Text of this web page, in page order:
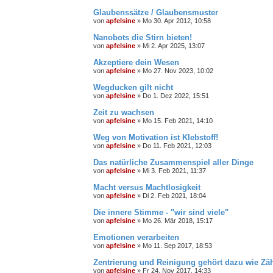
Glaubenssätze / Glaubensmuster
von apfelsine » Mo 30. Apr 2012, 10:58
Nanobots die Stirn bieten!
von apfelsine » Mi 2. Apr 2025, 13:07
Akzeptiere dein Wesen
von apfelsine » Mo 27. Nov 2023, 10:02
Wegducken gilt nicht
von apfelsine » Do 1. Dez 2022, 15:51
Zeit zu wachsen
von apfelsine » Mo 15. Feb 2021, 14:10
Weg von Motivation ist Klebstoff!
von apfelsine » Do 11. Feb 2021, 12:03
Das natürliche Zusammenspiel aller Dinge
von apfelsine » Mi 3. Feb 2021, 11:37
Macht versus Machtlosigkeit
von apfelsine » Di 2. Feb 2021, 18:04
Die innere Stimme - "wir sind viele"
von apfelsine » Mo 26. Mär 2018, 15:17
Emotionen verarbeiten
von apfelsine » Mo 11. Sep 2017, 18:53
Zentrierung und Reinigung gehört dazu wie
von apfelsine » Fr 24. Nov 2017, 14:33